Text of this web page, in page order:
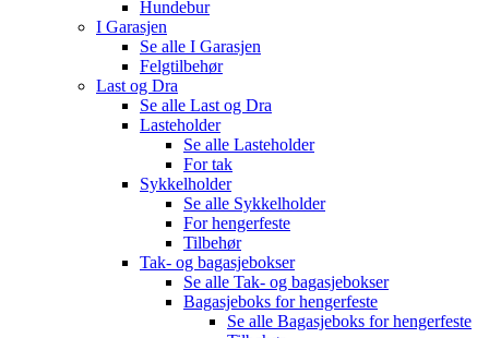
Hundebur
I Garasjen
Se alle I Garasjen
Felgtilbehør
Last og Dra
Se alle Last og Dra
Lasteholder
Se alle Lasteholder
For tak
Sykkelholder
Se alle Sykkelholder
For hengerfeste
Tilbehør
Tak- og bagasjebokser
Se alle Tak- og bagasjebokser
Bagasjeboks for hengerfeste
Se alle Bagasjeboks for hengerfeste